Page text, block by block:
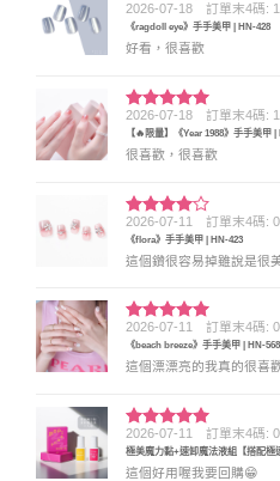
評分5 滿
分 5
2026-07-18 訂單末4碼:
《ragdoll eye》手手美甲 | HN-428
好看，很喜歡
評分5 滿
分 5
2026-07-18 訂單末4碼:
【🔥限量】《Year 1988》手手美甲 |
很喜歡，很喜歡
評分4
滿分 5
2026-07-11 訂單末4碼:
《flora》手手美甲 | HN-423
這個鑽很容易掉雖說是很
評分5 滿
分 5
2026-07-11 訂單末4碼:
《beach breeze》手手美甲 | HN-568
這個漂漂亮的我真的很喜
評分5 滿
分 5
2026-07-11 訂單末4碼:
極美魔力黏+速卸魔法液組【搭配極
這個好用喔我要回購😁